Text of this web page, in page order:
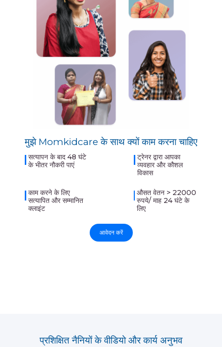
मुझे Momkidcare के साथ क्यों काम करना चाहिए
सत्यापन के बाद 48 घंटे
के भीतर नौकरी पाएं
ट्रेनर द्वारा आपका
व्यवहार और कौशल
विकास
काम करने के लिए
सत्यापित और सम्मानित
क्लाइंट
औसत वेतन > 22000
रुपये/ माह 24 घंटे के
लिए
आवेदन करें
प्रशिक्षित नैनियों के वीडियो और कार्य अनुभव